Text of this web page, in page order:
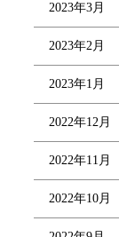
2023年3月
2023年2月
2023年1月
2022年12月
2022年11月
2022年10月